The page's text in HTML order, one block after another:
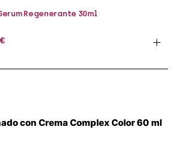
Regenerante 30ml
€
con Crema Complex Color 60 ml